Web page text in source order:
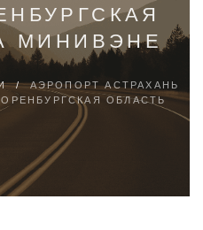
МИНИВЭНЕ
/АЭРОПОРТ АСТРАХАНЬ
ОБЛАСТЬ